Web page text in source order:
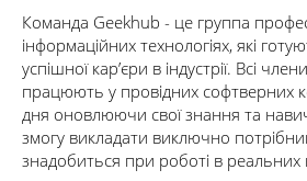
Команда Geekhub - це группа
інформаційних технологіях, які
успішної кар’єри в індустрії. Всі
працюють у провідних софтверних
дня оновлюючи свої знання та
змогу викладати виключно
знадобиться при роботі в